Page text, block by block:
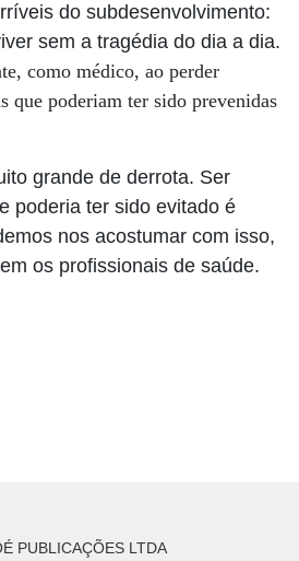
do subdesenvolvimento:
sem a tragédia do dia a dia.
como médico, ao perder
que poderiam ter sido prevenidas
grande de derrota. Ser
poderia ter sido evitado é
nos acostumar com isso,
os profissionais de saúde.
PUBLICAÇÕES LTDA